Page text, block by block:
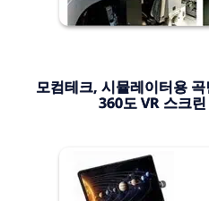
모컴테크, 시뮬레이터용
360도 VR 스크